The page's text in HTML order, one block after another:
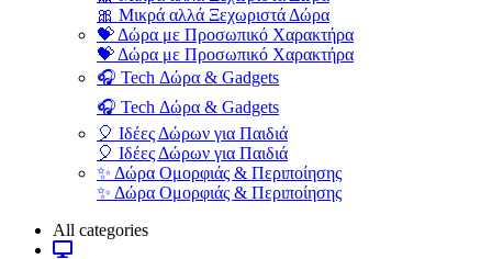
🎀 Μικρά αλλά Ξεχωριστά Δώρα
💝 Δώρα με Προσωπικό Χαρακτήρα
💝 Δώρα με Προσωπικό Χαρακτήρα
🎧 Tech Δώρα & Gadgets
🎧 Tech Δώρα & Gadgets
🎈 Ιδέες Δώρων για Παιδιά
🎈 Ιδέες Δώρων για Παιδιά
✨ Δώρα Ομορφιάς & Περιποίησης
✨ Δώρα Ομορφιάς & Περιποίησης
All categories